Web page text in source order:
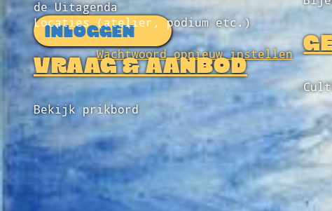
INLOGGEN
Wachtwoord opnieuw instellen
de Uitagenda
Locaties (atelier, podium etc.)
VRAAG & AANBOD
Bekijk prikbord